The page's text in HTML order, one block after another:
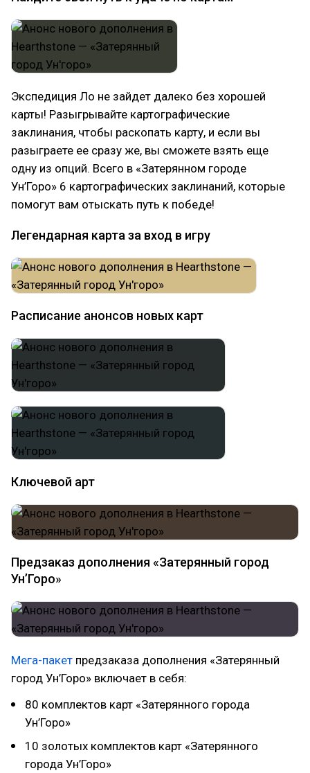
Экспедиция Ло не зайдет далеко без хорошей
карты! Разыгрывайте картографические
заклинания, чтобы раскопать карту, и если вы
разыграете ее сразу же, вы сможете взять еще
одну из опций. Всего в «Затерянном городе
Ун’Горо» 6 картографических заклинаний, которые
помогут вам отыскать путь к победе!
Легендарная карта за вход в игру
Расписание анонсов новых карт
Ключевой арт
Предзаказ дополнения «Затерянный город
Ун’Горо»
Мега-пакет предзаказа дополнения «Затерянный
город Ун’Горо» включает в себя:
80 комплектов карт «Затерянного города
Ун’Горо»
10 золотых комплектов карт «Затерянного
города Ун’Горо»